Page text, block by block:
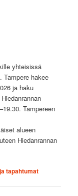
yhteisissä
Tampere hakee
ja haku
Tampereen
alueen
Hiedanrannan
tapahtumat